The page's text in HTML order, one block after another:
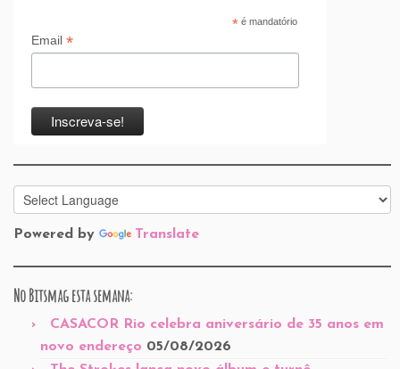
*é mandatório
Email *
Powered by Translate
No Bitsmag esta semana:
CASACOR Rio celebra aniversário de 35 anos em
novo endereço 05/08/2026